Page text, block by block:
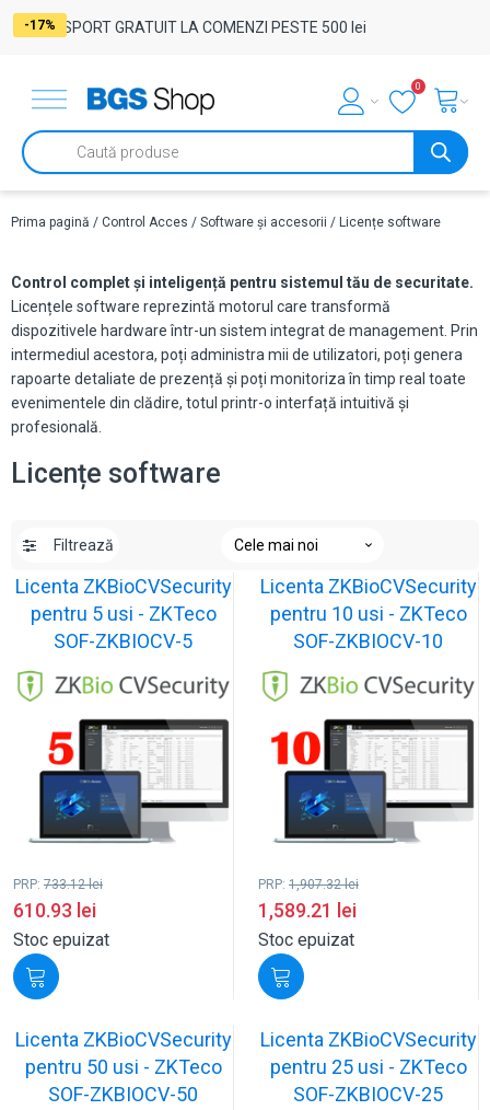
TRANSPORT GRATUIT LA COMENZI PESTE 500 lei
0
Products
search
Prima pagină / Control Acces / Software și accesorii / Licențe software
Control complet și inteligență pentru sistemul tău de securitate.
Licențele software reprezintă motorul care transformă
dispozitivele hardware într-un sistem integrat de management. Prin
intermediul acestora, poți administra mii de utilizatori, poți genera
rapoarte detaliate de prezență și poți monitoriza în timp real toate
evenimentele din clădire, totul printr-o interfață intuitivă și
profesională.
Licențe software
Filtrează
-17%
Licenta ZKBioCVSecurity
pentru 5 usi - ZKTeco
SOF-ZKBIOCV-5
PRP: 733.12lei
610.93 lei
Stoc epuizat
-17%
Licenta ZKBioCVSecurity
pentru 10 usi - ZKTeco
SOF-ZKBIOCV-10
PRP: 1,907.32lei
1,589.21 lei
Stoc epuizat
-17%
Licenta ZKBioCVSecurity
pentru 50 usi - ZKTeco
SOF-ZKBIOCV-50
-17%
Licenta ZKBioCVSecurity
pentru 25 usi - ZKTeco
SOF-ZKBIOCV-25